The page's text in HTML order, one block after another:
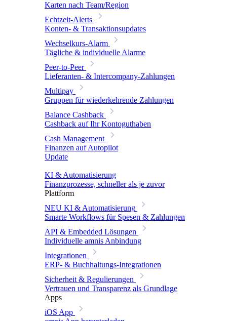
Karten nach Team/Region
Echtzeit-Alerts
Konten- & Transaktionsupdates
Wechselkurs-Alarm
Tägliche & individuelle Alarme
Peer-to-Peer
Lieferanten- & Intercompany-Zahlungen
Multipay
Gruppen für wiederkehrende Zahlungen
Balance Cashback
Cashback auf Ihr Kontoguthaben
Cash Management
Finanzen auf Autopilot
Update
KI & Automatisierung
Finanzprozesse, schneller als je zuvor
Plattform
NEU KI & Automatisierung
Smarte Workflows für Spesen & Zahlungen
API & Embedded Lösungen
Individuelle amnis Anbindung
Integrationen
ERP- & Buchhaltungs-Integrationen
Sicherheit & Regulierungen
Vertrauen und Transparenz als Grundlage
Apps
iOS App